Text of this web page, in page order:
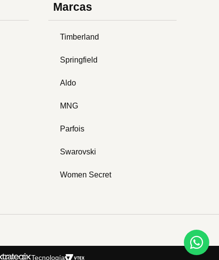
Marcas
Timberland
Springfield
Aldo
MNG
Parfois
Swarovski
Women Secret
Tecnología